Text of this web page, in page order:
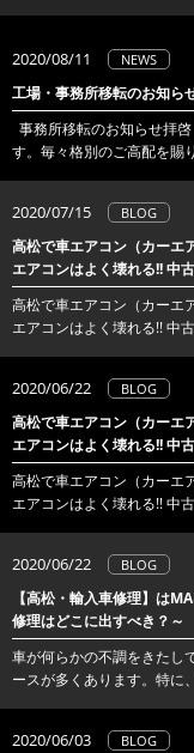
2020/08/11 NEWS
工場・事務所移転のお知ら
事務所移転のお知らせ拝
す。毎々格別のご高配を賜
2020/07/15 BLOG
高松で車エアコン（カーエ
エアコンはよく壊れる!! 中
高松で車エアコン（カーエ
エアコンはよく壊れる!! 中
2020/06/22 BLOG
高松で車エアコン（カーエ
エアコンはよく壊れる!! 中
高松で車エアコン（カーエ
エアコンはよく壊れる!! 中
2020/06/22 BLOG
【高松・輸入車修理】は
修理はどこに出すべき？～
車が何らかの不調をきたし
ースが多くあります。特に
2020/06/03 BLOG